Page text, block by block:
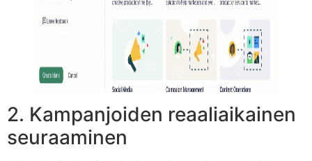
2. Kampanjoiden reaaliaikainen
seuraaminen